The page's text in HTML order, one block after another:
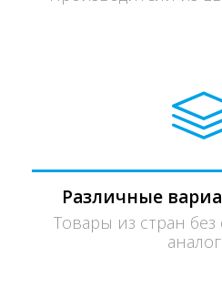
Различные
Товары из стран